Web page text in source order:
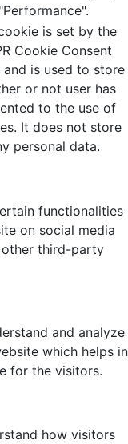
"Performance".
is set by the
Cookie Consent
and is used to store
or not user has
to the use of
It does not store
personal data.
functionalities
on social media
third-party
and analyze
which helps in
for the visitors.
how visitors